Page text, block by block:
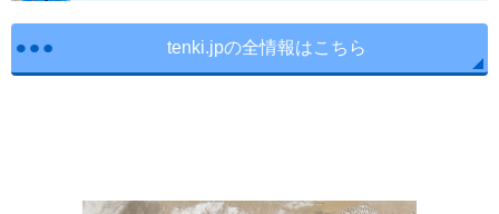
tenki.jpの全情報はこちら